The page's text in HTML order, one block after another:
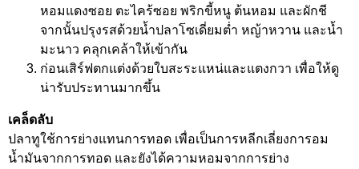
หอมแดงซอย ตะไคร้ซอย พริกขี้หนู ต้นหอม และผักชี
จากนั้นปรุงรสด้วยน้ำปลาโซเดี่ยมต่ำ หญ้าหวาน และน้ำ
มะนาว คลุกเคล้าให้เข้ากัน
ก่อนเสิร์ฟตกแต่งด้วยใบสะระแหน่และแตงกวา เพื่อให้ดู
น่ารับประทานมากขึ้น
เคล็ดลับ
ปลาทูใช้การย่างแทนการทอด เพื่อเป็นการหลีกเลี่ยงการอม
น้ำมันจากการทอด และยังได้ความหอมจากการย่าง